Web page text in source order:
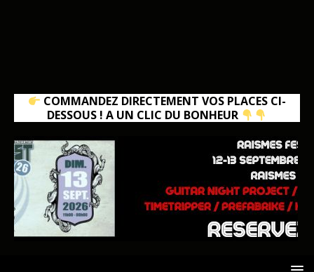
COMMANDEZ DIRECTEMENT VOS PLACES CI-
DESSOUS ! A UN CLIC DU BONHEUR